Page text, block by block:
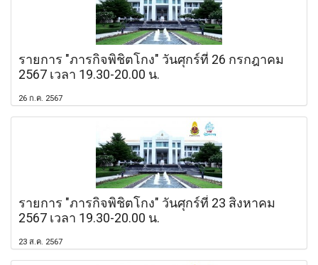
รายการ "ภารกิจพิชิตโกง" วันศุกร์ที่ 26 กรกฎาคม
2567 เวลา 19.30-20.00 น.
26 ก.ค. 2567
รายการ "ภารกิจพิชิตโกง" วันศุกร์ที่ 23 สิงหาคม
2567 เวลา 19.30-20.00 น.
23 ส.ค. 2567